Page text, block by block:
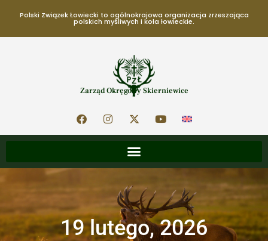
Polski Związek Łowiecki to ogólnokrajowa organizacja zrzeszająca
polskich myśliwych i koła łowieckie.
Zarząd Okręgowy Skierniewice
19 lutego, 2026